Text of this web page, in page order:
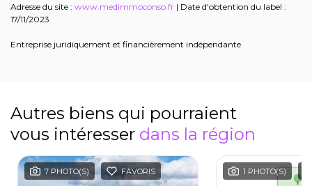
Adresse du site : www.medimmoconso.fr | Date d'obtention du label :
17/11/2023
Entreprise juridiquement et financièrement indépendante
Autres biens qui pourraient
vous intéresser dans la région
7 PHOTO(S) FAVORIS 1 PHOTO(S)